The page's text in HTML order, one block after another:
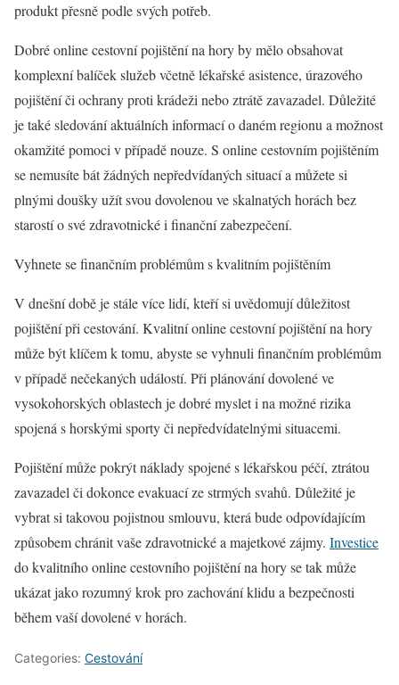
produkt přesně podle svých potřeb.
Dobré online cestovní pojištění na hory by mělo obsahovat
komplexní balíček služeb včetně lékařské asistence, úrazového
pojištění či ochrany proti krádeži nebo ztrátě zavazadel. Důležité
je také sledování aktuálních informací o daném regionu a možnost
okamžité pomoci v případě nouze. S online cestovním pojištěním
se nemusíte bát žádných nepředvídaných situací a můžete si
plnými doušky užít svou dovolenou ve skalnatých horách bez
starostí o své zdravotnické i finanční zabezpečení.
Vyhnete se finančním problémům s kvalitním pojištěním
V dnešní době je stále více lidí, kteří si uvědomují důležitost
pojištění při cestování. Kvalitní online cestovní pojištění na hory
může být klíčem k tomu, abyste se vyhnuli finančním problémům
v případě nečekaných událostí. Při plánování dovolené ve
vysokohorských oblastech je dobré myslet i na možné rizika
spojená s horskými sporty či nepředvídatelnými situacemi.
Pojištění může pokrýt náklady spojené s lékařskou péčí, ztrátou
zavazadel či dokonce evakuací ze strmých svahů. Důležité je
vybrat si takovou pojistnou smlouvu, která bude odpovídajícím
způsobem chránit vaše zdravotnické a majetkové zájmy. Investice
do kvalitního online cestovního pojištění na hory se tak může
ukázat jako rozumný krok pro zachování klidu a bezpečnosti
během vaší dovolené v horách.
Categories: Cestování